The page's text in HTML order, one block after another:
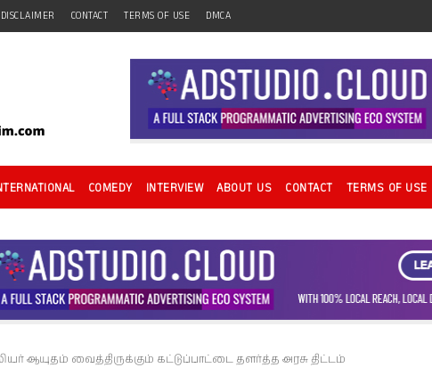
DISCLAIMER CONTACT TERMS OF USE DMCA
COMEDY INTERVIEW ABOUT US CONTACT TERMS OF USE
ஆயுதம் வைத்திருக்கும் கட்டுப்பாட்டை தளர்த்த அரசு திட்டம்